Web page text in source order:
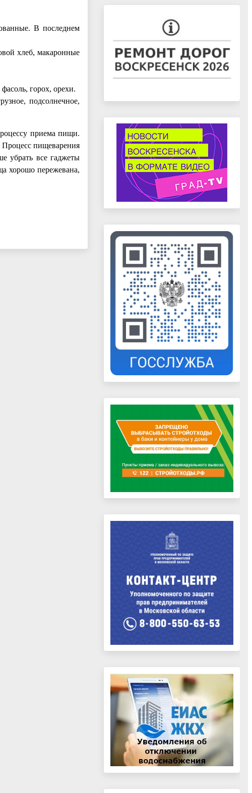
В последнем
хлеб, макаронные
горох, орехи.
подсолнечное,
приема пищи.
Процесс пищеварения
убрать все гаджеты
хорошо пережевана,